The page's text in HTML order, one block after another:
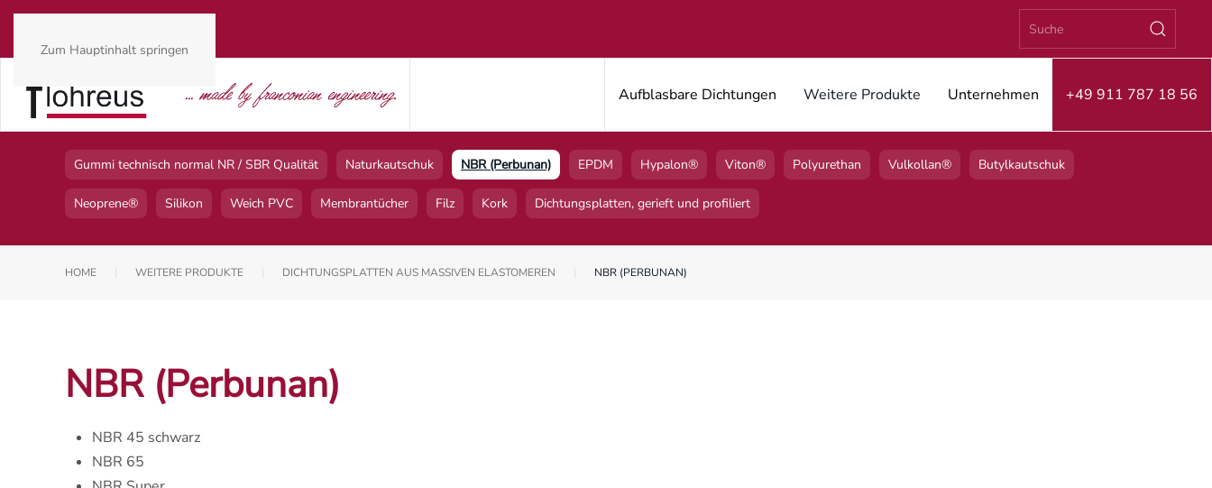
Zum Hauptinhalt springen
Aufblasbare Dichtungen Weitere Produkte Unternehmen +49 911 787 18 56
Gummi technisch normal NR / SBR Qualität Naturkautschuk NBR (Perbunan) EPDM Hypalon® Viton® Polyurethan Vulkollan® Butylkautschuk
Neoprene® Silikon Weich PVC Membrantücher Filz Kork Dichtungsplatten, gerieft und profiliert
HOME WEITERE PRODUKTE DICHTUNGSPLATTEN AUS MASSIVEN ELASTOMEREN NBR (PERBUNAN)
NBR (Perbunan)
NBR 45 schwarz
NBR 65